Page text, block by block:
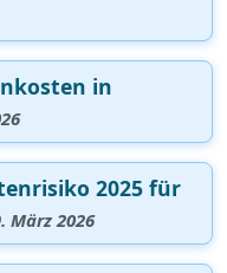
in
2025 für
März 2026